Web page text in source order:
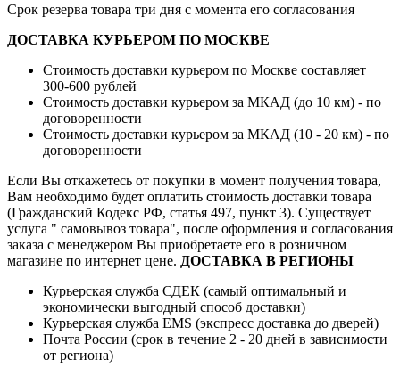
Срок резерва товара три дня с момента его согласования
ДОСТАВКА КУРЬЕРОМ ПО МОСКВЕ
Стоимость доставки курьером по Москве составляет
300-600 рублей
Стоимость доставки курьером за МКАД (до 10 км) - по
договоренности
Стоимость доставки курьером за МКАД (10 - 20 км) - по
договоренности
Если Вы откажетесь от покупки в момент получения товара,
Вам необходимо будет оплатить стоимость доставки товара
(Гражданский Кодекс РФ, статья 497, пункт 3). Существует
услуга " самовывоз товара", после оформления и согласования
заказа с менеджером Вы приобретаете его в розничном
магазине по интернет цене. ДОСТАВКА В РЕГИОНЫ
Курьерская служба СДЕК (самый оптимальный и
экономически выгодный способ доставки)
Курьерская служба EMS (экспресс доставка до дверей)
Почта России (срок в течение 2 - 20 дней в зависимости
от региона)